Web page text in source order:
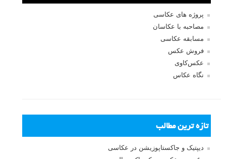
پروژه های عکاسی
مصاحبه با عکاسان
مسابقه عکاسی
فروش عکس
عکس‌کاوی
نگاه عکاس
تازه ترین مطالب
دیپتیک و جاکستا‌پوزیشن در عکاسی